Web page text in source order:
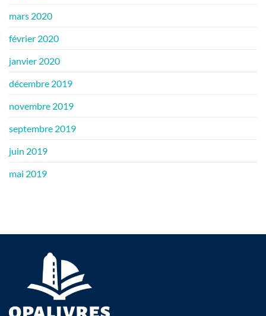
mars 2020
février 2020
janvier 2020
décembre 2019
novembre 2019
septembre 2019
juin 2019
mai 2019